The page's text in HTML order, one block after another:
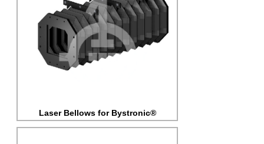
Laser Bellows for Bystronic®